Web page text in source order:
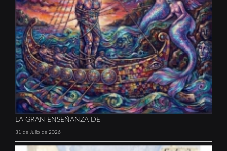
LA GRAN ENSEÑANZA DE
31 de Julio de 2026